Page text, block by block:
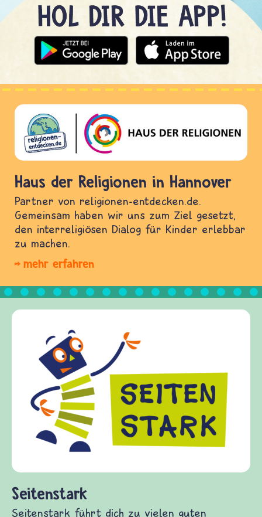
Haus der Religionen in Hannover
Partner von religionen-entdecken.de.
Gemeinsam haben wir uns zum Ziel gesetzt,
den interreligiösen Dialog für Kinder erlebbar
zu machen.
mehr erfahren
Frieden Fragen
frieden-fragen.de ist ein Internet-Angebot für
Kinder, Eltern und ErzieherInnen das zu
Fragen von Krieg und Frieden, Streit und
Gewalt informiert und einen Austausch zu
diesem Themenbereich ermöglicht. frieden-
fragen.de bietet Antworten auf wichtige
und Frieden, Streit und Gewalt.